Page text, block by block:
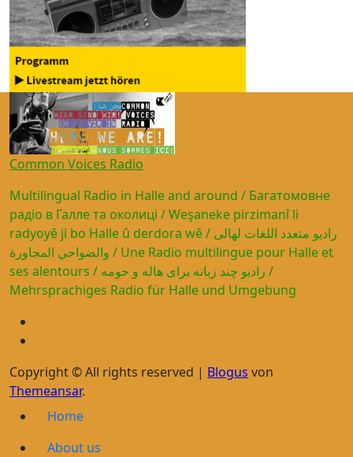
Common Voices Radio
Multilingual Radio in Halle and around / Багатомовне
радіо в Галле та околиці / Weşaneke pirzimanî li
radyoyê ji bo Halle û derdora wê / راديو متعدد اللغات لهالى
والضواحي المجاورة / Une Radio multilingue pour Halle et
ses alentours / رادیو چند زبانه برای هاله و حومه /
Mehrsprachiges Radio für Halle und Umgebung
Copyright © All rights reserved | Blogus von
Themeansar.
Home
About us